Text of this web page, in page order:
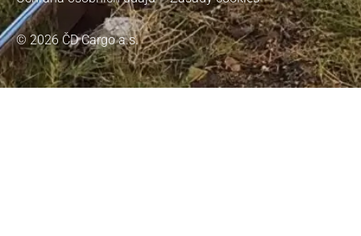
© 2026 ČD Cargo a.s.